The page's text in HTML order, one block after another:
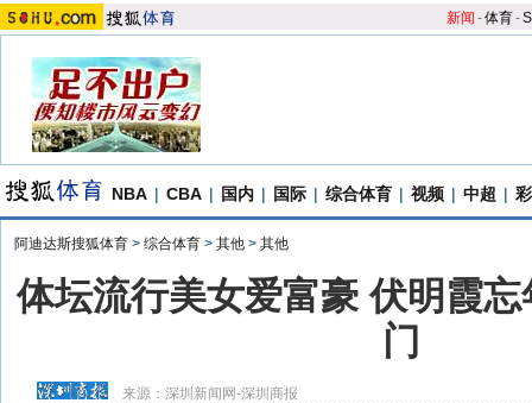
新闻 -体育-S
NBA | CBA | 国内 | 国际 | 综合体育 | 视频 | 中超 |
阿迪达斯搜狐体育 > 综合体育 > 其他 > 其他
体坛流行美女爱富豪 伏明霞
门
来源： 深圳新闻网-深圳商报